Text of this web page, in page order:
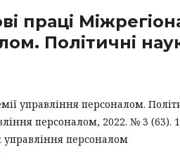
праці
Політичні
управління персоналом.
персоналом, 2022. № 3 (63).
управління персоналом